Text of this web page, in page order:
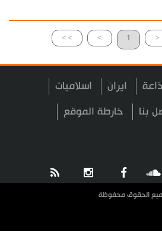
>> > 1 <
ايران اسلاميات
بنا خارطة الموقع
الحقوق محفوظة